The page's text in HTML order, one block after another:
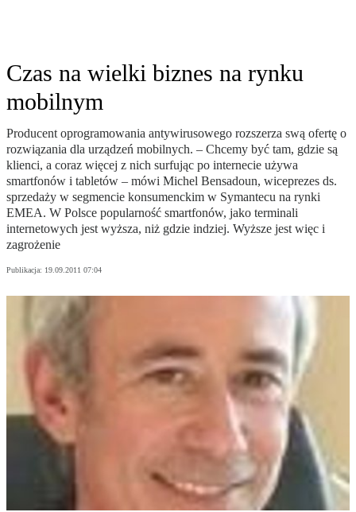
Czas na wielki biznes na rynku
mobilnym
Producent oprogramowania antywirusowego rozszerza swą ofertę o
rozwiązania dla urządzeń mobilnych. – Chcemy być tam, gdzie są
klienci, a coraz więcej z nich surfując po internecie używa
smartfonów i tabletów – mówi Michel Bensadoun, wiceprezes ds.
sprzedaży w segmencie konsumenckim w Symantecu na rynki
EMEA. W Polsce popularność smartfonów, jako terminali
internetowych jest wyższa, niż gdzie indziej. Wyższe jest więc i
zagrożenie
Publikacja: 19.09.2011 07:04